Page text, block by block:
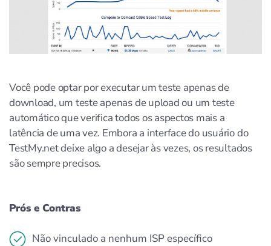
Você pode optar por executar um teste apenas de
download, um teste apenas de upload ou um teste
automático que verifica todos os aspectos mais a
latência de uma vez. Embora a interface do usuário do
TestMy.net deixe algo a desejar às vezes, os resultados
são sempre precisos.
Prós e Contras
Não vinculado a nenhum ISP específico